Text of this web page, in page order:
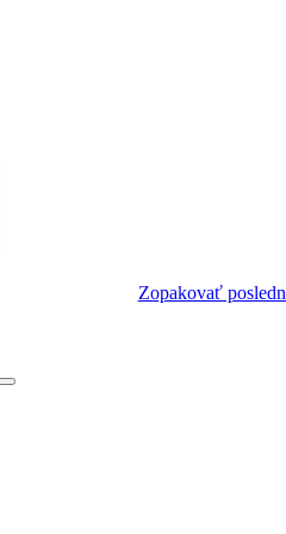
Zopakovať